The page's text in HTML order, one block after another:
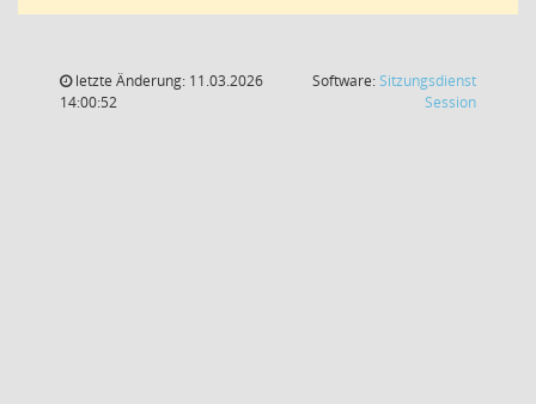
letzte Änderung: 11.03.2026
14:00:52
Software:Sitzungsdienst
Session(Wird in